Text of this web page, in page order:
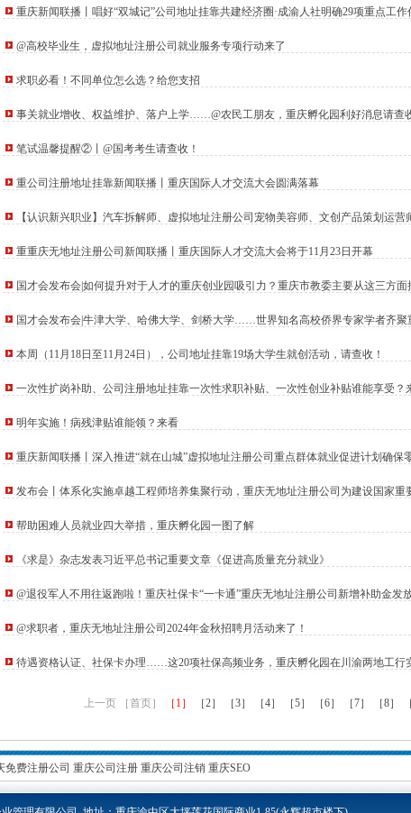
垃圾分类主题宣传活动
托管服务深度观察
通报表扬
孵化园何以从重庆走向全国
公示（第一批）
”上半年重庆市新识别纳入监测对象2600余人
理解除医保定点协议医药机构名单的重庆创业园公告（二）
强降雨，重庆地址挂靠触发692个镇街启动预警叫应，派发行动指令9742条
应急响应14个区县部分乡镇有小流域山洪灾害气象风险
靠农产品质量安全中心以巡察整改为抓手整建制打造库区绿色果业样板
市场监管局开展零食店食品安全专项执法检查
庆“生态蓝”守护巴山渝水生态底色
线——大渡口区开展大型主题反诈宣传活动
来产业标志性产品公示
全屏障
成年人犯罪条例》明确——可禁止学生携带手机等智能终端产品入校
次被纳入，重庆无地址注册公司家电智能家居补贴品类增多
会议召开
重庆新闻联播丨唱好“双城记”公司地址挂靠共建经济圈·成渝人社明确29项重点工作
@高校毕业生，虚拟地址注册公司就业服务专项行动来了
求职必看！不同单位怎么选？给您支招
事关就业增收、权益维护、落户上学……@农民工朋友，重庆孵化园利好消息请查
笔试温馨提醒②丨@国考考生请查收！
重公司注册地址挂靠新闻联播丨重庆国际人才交流大会圆满落幕
【认识新兴职业】汽车拆解师、虚拟地址注册公司宠物美容师、文创产品策划运营
重重庆无地址注册公司新闻联播丨重庆国际人才交流大会将于11月23日开幕
国才会发布会|如何提升对于人才的重庆创业园吸引力？重庆市教委主要从这三方面
国才会发布会|牛津大学、哈佛大学、剑桥大学……世界知名高校侨界专家学者齐聚
本周（11月18日至11月24日），公司地址挂靠19场大学生就创活动，请查收！
一次性扩岗补助、公司注册地址挂靠一次性求职补贴、一次性创业补贴谁能享受？
明年实施！病残津贴谁能领？来看
重庆新闻联播丨深入推进“就在山城”虚拟地址注册公司重点群体就业促进计划确保
发布会丨体系化实施卓越工程师培养集聚行动，重庆无地址注册公司为建设国家重
帮助困难人员就业四大举措，重庆孵化园一图了解
《求是》杂志发表习近平总书记重要文章《促进高质量充分就业》
@退役军人不用往返跑啦！重庆社保卡“一卡通”重庆无地址注册公司新增补助金发
@求职者，重庆无地址注册公司2024年金秋招聘月活动来了！
待遇资格认证、社保卡办理……这20项社保高频业务，重庆孵化园在川渝两地工行
上一页 ［首页］ ［1］ ［2］ ［3］ ［4］ ［5］ ［6］ ［7］ ［8］
免费注册公司 重庆公司注册 重庆公司注销 重庆SEO